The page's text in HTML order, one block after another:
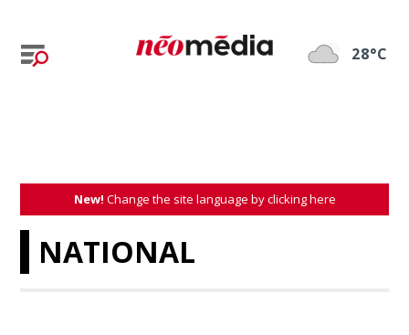
28°C
New! Change the site language by clicking here
NATIONAL